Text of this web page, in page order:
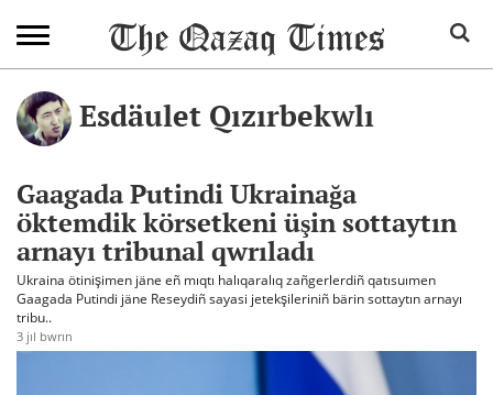
Esdäulet Qızırbekwlı
Gaagada Putindi Ukrainağa
öktemdik körsetkeni üşin sottaytın
arnayı tribunal qwrıladı
Ukraina ötinişimen jäne eñ mıqtı halıqaralıq zañgerlerdiñ qatısuımen
Gaagada Putindi jäne Reseydiñ sayasi jetekşileriniñ bärin sottaytın arnayı
tribu..
3 jıl bwrın